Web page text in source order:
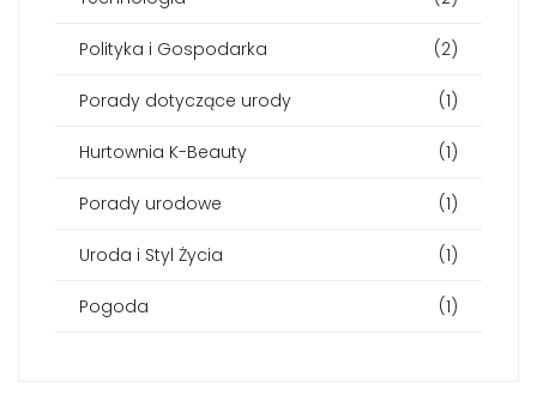
Polityka i Gospodarka (2)
Porady dotyczące urody (1)
Hurtownia K-Beauty (1)
Porady urodowe (1)
Uroda i Styl Życia (1)
Pogoda (1)